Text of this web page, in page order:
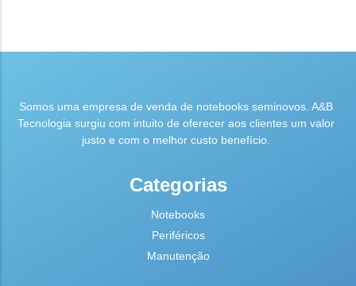
Somos uma empresa de venda de notebooks seminovos. A&B
Tecnologia surgiu com intuito de oferecer aos clientes um valor
justo e com o melhor custo benefício.
Categorias
Notebooks
Periféricos
Manutenção